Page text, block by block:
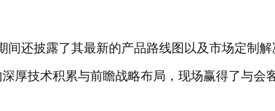
间还披露了其最新的产品路线图以及市场定制解
厚技术积累与前瞻战略布局，现场赢得了与会